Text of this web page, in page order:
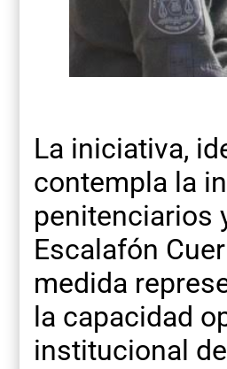
La iniciativa,
contempla la
penitenciarios
Escalafón
medida
la capacidad
institucional